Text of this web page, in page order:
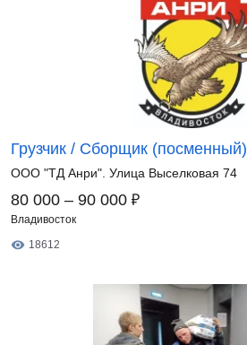
Грузчик / Сборщик (посменный)
ООО "ТД Анри". Улица Выселковая 74
80 000 – 90 000 ₽
Владивосток
18612